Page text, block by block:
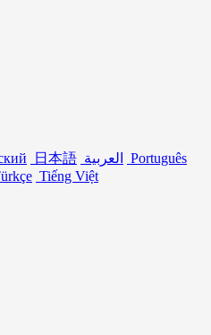
日本語 العربية
Português
Tiếng Việt